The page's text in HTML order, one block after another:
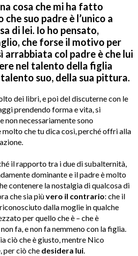
cosa che mi ha fatto
suo padre è l’unico a
di lei. Io ho pensato,
che forse il motivo per
arrabbiata col padre è che lui
nel talento della figlia
suo, della sua pittura.
dei libri, e poi del discuterne con le
prendendo forma e vita, si
non necessariamente sono
molto che tu dica così, perché offri alla
il rapporto tra i due di subalternità,
dominante e il padre è molto
contenere la nostalgia di qualcosa di
che sia piùvero il contrario: che il
dalla moglie in qualche
per quello che è – che è
fa, e non fa nemmeno con la figlia.
ciò che è giusto, mentre Nico
per ciò che desidera lui.